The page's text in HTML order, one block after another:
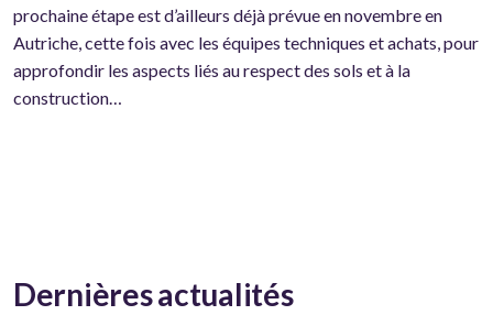
prochaine étape est d’ailleurs déjà prévue en novembre en
Autriche, cette fois avec les équipes techniques et achats, pour
approfondir les aspects liés au respect des sols et à la
construction…
Dernières actualités